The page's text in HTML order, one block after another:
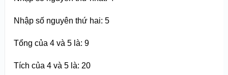
Nhập số nguyên thứ hai: 5
Tổng của 4 và 5 là: 9
Tích của 4 và 5 là: 20